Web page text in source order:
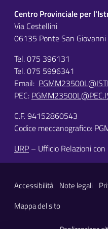
Centro Provinciale per
Via Cestellini
06135 Ponte San Giovanni
Tel. 075 396131
Tel. 075 5996341
Email:
PEC:
C.F. 94152860543
Codice meccanografico:
URP – Ufficio Relazioni con
Sezione Link
Accessibilità Note legali
Mappa del sito